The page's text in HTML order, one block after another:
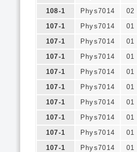
108-1
Phys7014 02
107-1
Phys7014 01
107-1
Phys7014 01
107-1
Phys7014 01
107-1
Phys7014 01
107-1
Phys7014 01
107-1
Phys7014 01
107-1
Phys7014 01
107-1
Phys7014 01
107-1
Phys7014 01